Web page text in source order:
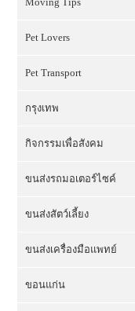
Pet Lovers
Pet Transport
กรุงเทพ
กิจกรรมเพื่อสังคม
ขนส่งรถมอเตอร์ไซค์
ขนส่งสัตว์เลี้ยง
ขนส่งเครื่องมือแพทย์
ขอนแก่น